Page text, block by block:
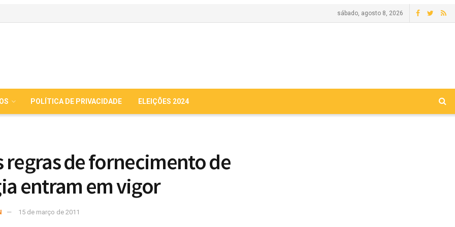
sábado, agosto 8, 2026
POLÍTICA DE PRIVACIDADE ELEIÇÕES 2024
regras de fornecimento de
entram em vigor
15 de março de 2011